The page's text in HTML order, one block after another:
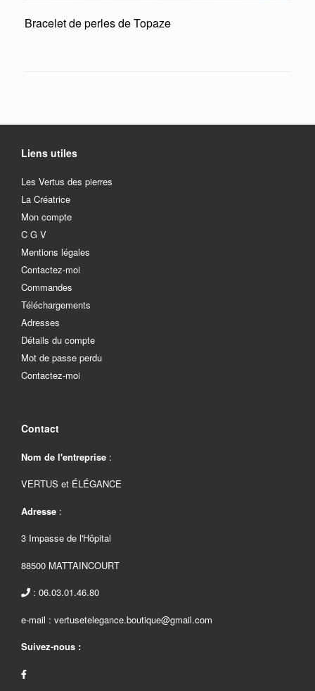
Bracelet de perles de Topaze
Liens utiles
Les Vertus des pierres
La Créatrice
Mon compte
C G V
Mentions légales
Contactez-moi
Commandes
Téléchargements
Adresses
Détails du compte
Mot de passe perdu
Contactez-moi
Contact
Nom de l'entreprise :
VERTUS et ÉLÉGANCE
Adresse :
3 Impasse de l'Hôpital
88500 MATTAINCOURT
: 06.03.01.46.80
e-mail : vertusetelegance.boutique@gmail.com
Suivez-nous :